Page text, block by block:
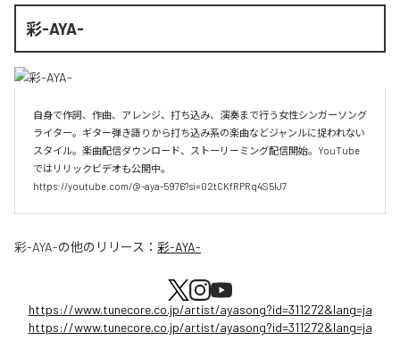
彩-AYA-
自身で作詞、作曲、アレンジ、打ち込み、演奏まで行う女性シンガーソング
ライター。ギター弾き語りから打ち込み系の楽曲などジャンルに捉われない
スタイル。楽曲配信ダウンロード、ストーリーミング配信開始。YouTube
ではリリックビデオも公開中。
https://youtube.com/@-aya-5976?si=02tCKfRPRq4S5lJ7
彩-AYA-の他のリリース： 彩-AYA-
https://www.tunecore.co.jp/artist/ayasong?id=311272&lang=ja
https://www.tunecore.co.jp/artist/ayasong?id=311272&lang=ja